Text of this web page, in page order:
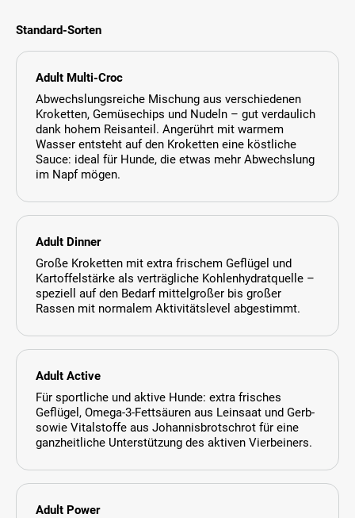
Standard-Sorten
Adult Multi-Croc
Abwechslungsreiche Mischung aus verschiedenen
Kroketten, Gemüsechips und Nudeln – gut verdaulich
dank hohem Reisanteil. Angerührt mit warmem
Wasser entsteht auf den Kroketten eine köstliche
Sauce: ideal für Hunde, die etwas mehr Abwechslung
im Napf mögen.
Adult Dinner
Große Kroketten mit extra frischem Geflügel und
Kartoffelstärke als verträgliche Kohlenhydratquelle –
speziell auf den Bedarf mittelgroßer bis großer
Rassen mit normalem Aktivitätslevel abgestimmt.
Adult Active
Für sportliche und aktive Hunde: extra frisches
Geflügel, Omega-3-Fettsäuren aus Leinsaat und Gerb-
sowie Vitalstoffe aus Johannisbrotschrot für eine
ganzheitliche Unterstützung des aktiven Vierbeiners.
Adult Power